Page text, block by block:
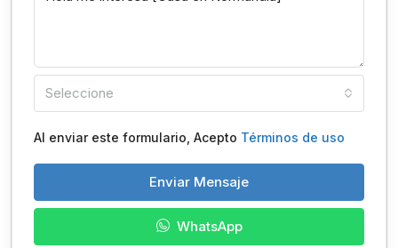
Seleccione
Al enviar este formulario, Acepto Términos de uso
Enviar Mensaje
WhatsApp